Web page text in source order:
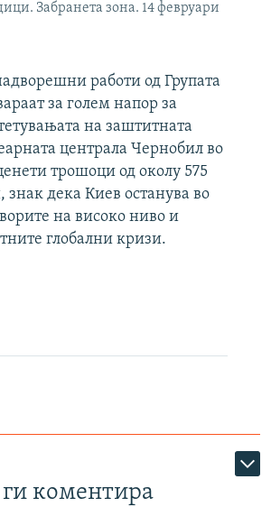
Забранета зона. 14 февруари
работи од Групата
за голем напор за
на заштитната
централа Чернобил во
трошоци од околу 575
дека Киев останува во
на високо ниво и
глобални кризи.
коментира